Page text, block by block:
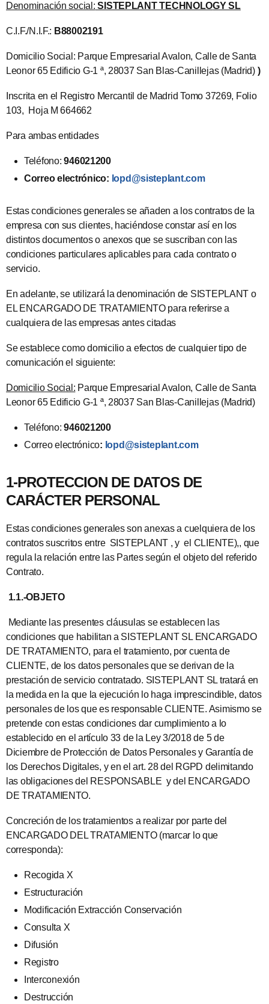
Denominación social: SISTEPLANT TECHNOLOGY SL
C.I.F./N.I.F.: B88002191
Domicilio Social: Parque Empresarial Avalon, Calle de Santa
Leonor 65 Edificio G-1 ª, 28037 San Blas-Canillejas (Madrid) )
Inscrita en el Registro Mercantil de Madrid Tomo 37269, Folio
103, Hoja M 664662
Para ambas entidades
Teléfono:946021200
Correo electrónico: lopd@sisteplant.com
Estas condiciones generales se añaden a los contratos de la
empresa con sus clientes, haciéndose constar así en los
distintos documentos o anexos que se suscriban con las
condiciones particulares aplicables para cada contrato o
servicio.
En adelante, se utilizará la denominación de SISTEPLANT o
EL ENCARGADO DE TRATAMIENTO para referirse a
cualquiera de las empresas antes citadas
Se establece como domicilio a efectos de cualquier tipo de
comunicación el siguiente:
Domicilio Social: Parque Empresarial Avalon, Calle de Santa
Leonor 65 Edificio G-1 ª, 28037 San Blas-Canillejas (Madrid)
Teléfono:946021200
Correo electrónico: lopd@sisteplant.com
1-PROTECCION DE DATOS DE
CARÁCTER PERSONAL
Estas condiciones generales son anexas a cuelquiera de los
contratos suscritos entre SISTEPLANT , y el CLIENTE),, que
regula la relación entre las Partes según el objeto del referido
Contrato.
1.1.-OBJETO
Mediante las presentes cláusulas se establecen las
condiciones que habilitan a SISTEPLANT SL ENCARGADO
DE TRATAMIENTO, para el tratamiento, por cuenta de
CLIENTE, de los datos personales que se derivan de la
prestación de servicio contratado. SISTEPLANT SL tratará en
la medida en la que la ejecución lo haga imprescindible, datos
personales de los que es responsable CLIENTE. Asimismo se
pretende con estas condiciones dar cumplimiento a lo
establecido en el artículo 33 de la Ley 3/2018 de 5 de
Diciembre de Protección de Datos Personales y Garantía de
los Derechos Digitales, y en el art. 28 del RGPD delimitando
las obligaciones del RESPONSABLE y del ENCARGADO
DE TRATAMIENTO.
Concreción de los tratamientos a realizar por parte del
ENCARGADO DEL TRATAMIENTO (marcar lo que
corresponda):
Recogida X
Estructuración
Modificación Extracción Conservación
Consulta X
Difusión
Registro
Interconexión
Destrucción